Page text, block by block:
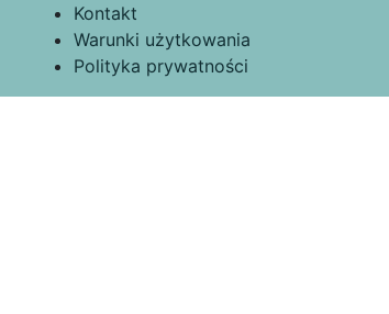
Kontakt
Warunki użytkowania
Polityka prywatności